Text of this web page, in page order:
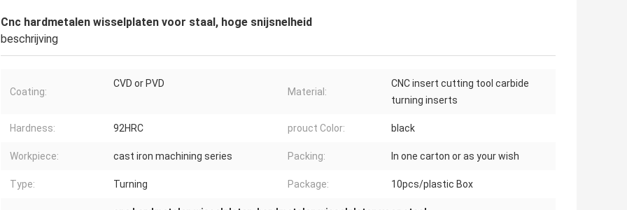
Cnc hardmetalen wisselplaten voor staal, hoge snijsnelheid
beschrijving
Coating:
CVD or PVD
Material:
CNC insert cutting tool carbide
turning inserts
Hardness: 92HRC prouct Color: black
Workpiece: cast iron machining series Packing: In one carton or as your wish
Type: Turning Package: 10pcs/plastic Box